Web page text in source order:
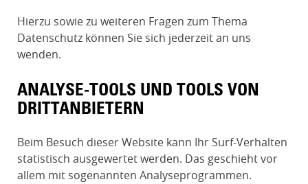
Hierzu sowie zu weiteren Fragen zum Thema
Datenschutz können Sie sich jederzeit an uns
wenden.
ANALYSE-TOOLS UND TOOLS VON
DRITT­ANBIETERN
Beim Besuch dieser Website kann Ihr Surf-Verhalten
statistisch ausgewertet werden. Das geschieht vor
allem mit sogenannten Analyseprogrammen.